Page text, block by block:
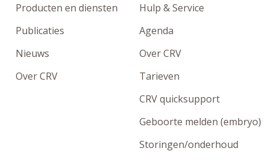
Producten en diensten
Publicaties
Nieuws
Over CRV
Hulp & Service
Agenda
Over CRV
Tarieven
CRV quicksupport
Geboorte melden (embryo)
Storingen/onderhoud